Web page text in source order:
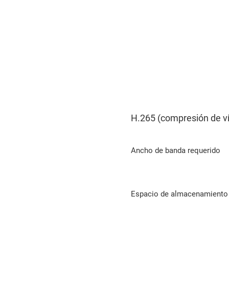
Espacio de
Ancho de banda requerido
H.265 (compresión de